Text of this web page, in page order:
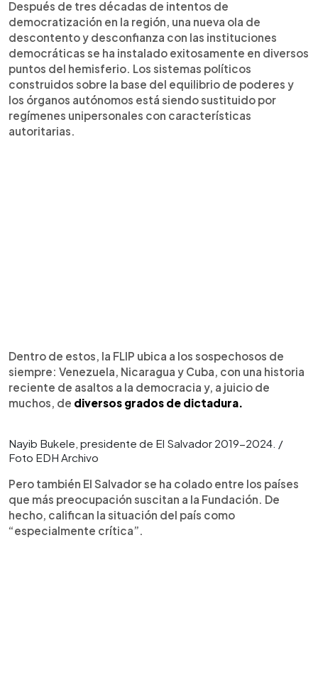
Después de tres décadas de intentos de
democratización en la región, una nueva ola de
descontento y desconfianza con las instituciones
democráticas se ha instalado exitosamente en diversos
puntos del hemisferio. Los sistemas políticos
construidos sobre la base del equilibrio de poderes y
los órganos autónomos está siendo sustituido por
regímenes unipersonales con características
autoritarias.
Dentro de estos, la FLIP ubica a los sospechosos de
siempre: Venezuela, Nicaragua y Cuba, con una historia
reciente de asaltos a la democracia y, a juicio de
muchos, de diversos grados de dictadura.
Nayib Bukele, presidente de El Salvador 2019-2024. /
Foto EDH Archivo
Pero también El Salvador se ha colado entre los países
que más preocupación suscitan a la Fundación. De
hecho, califican la situación del país como
“especialmente crítica”.